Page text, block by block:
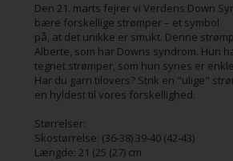
Den 21. marts fejrer vi Verdens Down
bære forskellige strømper – et symbol
på, at det unikke er smukt. Denne
Alberte, som har Downs syndrom. Hun
tegnet strømper, som hun synes er
Har du garn tilovers? Strik en "ulige"
en hyldest til vores forskellighed.
Størrelser:
Skostørrelse: (36-38) 39-40 (42-43)
Længde: 21 (25 (27) cm